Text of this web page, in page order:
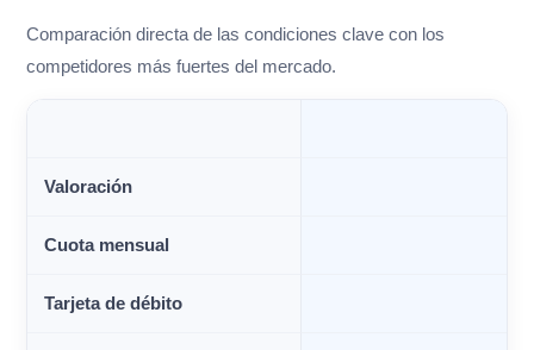
Comparación directa de las condiciones clave con los
competidores más fuertes del mercado.
Valoración
Cuota mensual
Tarjeta de débito